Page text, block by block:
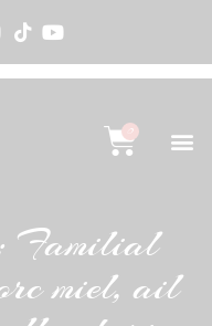
0
Familial
miel, ail